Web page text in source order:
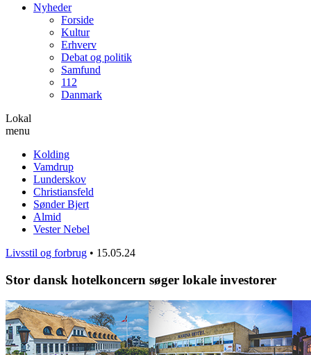
Nyheder
Forside
Kultur
Erhverv
Debat og politik
Samfund
112
Danmark
Lokal
menu
Kolding
Vamdrup
Lunderskov
Christiansfeld
Sønder Bjert
Almid
Vester Nebel
Livsstil og forbrug • 15.05.24
Stor dansk hotelkoncern søger lokale investorer